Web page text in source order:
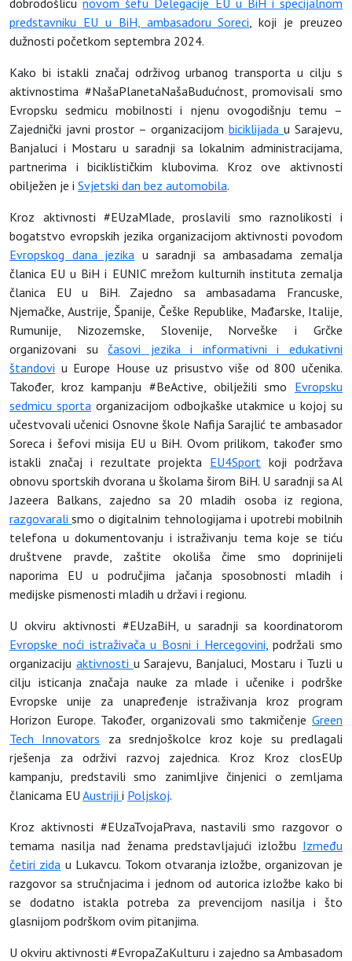
predstavniku EU u BiH, ambasadoru Soreci , koji je preuzeo
dužnosti početkom septembra 2024.
Kako bi istakli značaj održivog urbanog transporta u cilju s
aktivnostima #NašaPlanetaNašaBudućnost, promovisali smo
Evropsku sedmicu mobilnosti i njenu ovogodišnju temu –
Zajednički javni prostor – organizacijom biciklijada u Sarajevu,
Banjaluci i Mostaru u saradnji sa lokalnim administracijama,
partnerima i biciklističkim klubovima. Kroz ove aktivnosti
obilježen je i Svjetski dan bez automobila.
Kroz aktivnosti #EUzaMlade, proslavili smo raznolikosti i
bogatstvo evropskih jezika organizacijom aktivnosti povodom
Evropskog dana jezika u saradnji sa ambasadama zemalja
članica EU u BiH i EUNIC mrežom kulturnih instituta zemalja
članica EU u BiH. Zajedno sa ambasadama Francuske,
Njemačke, Austrije, Španije, Češke Republike, Mađarske, Italije,
Rumunije, Nizozemske, Slovenije, Norveške i Grčke
organizovani sučasovi jezika i informativni i edukativni
štandovi u Europe House uz prisustvo više od 800 učenika.
Također, kroz kampanju #BeActive, obilježili smo Evropsku
sedmicu sporta organizacijom odbojkaške utakmice u kojoj su
učestvovali učenici Osnovne škole Nafija Sarajlić te ambasador
Soreca i šefovi misija EU u BiH. Ovom prilikom, također smo
istakli značaj i rezultate projekta EU4Sport koji podržava
obnovu sportskih dvorana u školama širom BiH. U saradnji sa Al
Jazeera Balkans, zajedno sa 20 mladih osoba iz regiona,
razgovaralismo o digitalnim tehnologijama i upotrebi mobilnih
telefona u dokumentovanju i istraživanju tema koje se tiću
društvene pravde, zaštite okoliša čime smo doprinijeli
naporima EU u područjima jačanja sposobnosti mladih i
medijske pismenosti mladih u državi i regionu.
U okviru aktivnosti #EUzaBiH, u saradnji sa koordinatorom
Evropske noći istraživača u Bosni i Hercegovini , podržali smo
organizaciju aktivnosti u Sarajevu, Banjaluci, Mostaru i Tuzli u
cilju isticanja značaja nauke za mlade i učenike i podrške
Evropske unije za unapređenje istraživanja kroz program
Horizon Europe. Također, organizovali smo takmičenje Green
Tech Innovators za srednjoškolce kroz koje su predlagali
rješenja za održivi razvoj zajednica. Kroz Kroz closEUp
kampanju, predstavili smo zanimljive činjenici o zemljama
članicama EU Austriji i Poljskoj.
Kroz aktivnosti #EUzaTvojaPrava, nastavili smo razgovor o
temama nasilja nad ženama predstavljajući izložbu Između
četiri zida u Lukavcu. Tokom otvaranja izložbe, organizovan je
razgovor sa stručnjacima i jednom od autorica izložbe kako bi
se dodatno istakla potreba za prevencijom nasilja i što
glasnijom podrškom ovim pitanjima.
U okviru aktivnosti #EvropaZaKulturu i zajedno sa Ambasadom